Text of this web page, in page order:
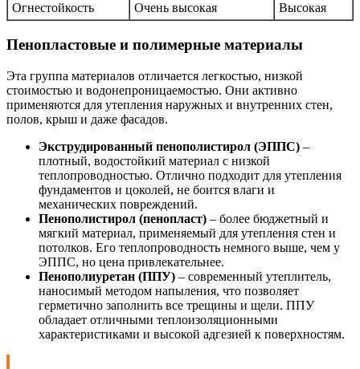
Огнестойкость
Очень высокая Высокая
Пенопластовые и полимерные материалы
Эта группа материалов отличается легкостью, низкой
стоимостью и водонепроницаемостью. Они активно
применяются для утепления наружных и внутренних стен,
полов, крыш и даже фасадов.
Экструдированный пенополистирол (ЭППС) –
плотный, водостойкий материал с низкой
теплопроводностью. Отлично подходит для утепления
фундаментов и цоколей, не боится влаги и
механических повреждений.
Пенополистирол (пенопласт) – более бюджетный и
мягкий материал, применяемый для утепления стен и
потолков. Его теплопроводность немного выше, чем у
ЭППС, но цена привлекательнее.
Пенополиуретан (ППУ) – современный утеплитель,
наносимый методом напыления, что позволяет
герметично заполнить все трещины и щели. ППУ
обладает отличными теплоизоляционными
характеристиками и высокой адгезией к поверхностям.